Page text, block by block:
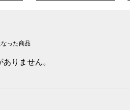
った商品
りません。